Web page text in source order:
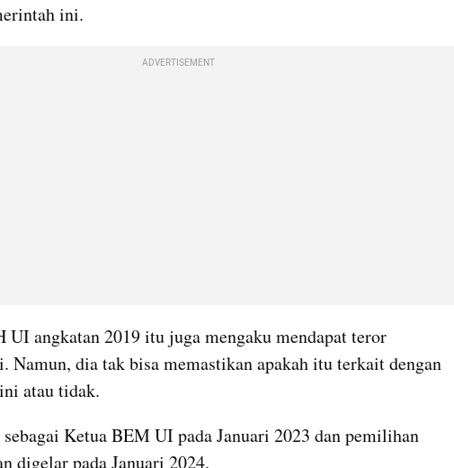
ini.
ADVERTISEMENT
UI angkatan 2019 itu juga mengaku mendapat teror
Namun, dia tak bisa memastikan apakah itu terkait dengan
atau tidak.
Ketua BEM UI pada Januari 2023 dan pemilihan
digelar pada Januari 2024.